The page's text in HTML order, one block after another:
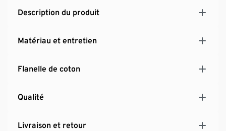
Description du produit
Matériau et entretien
Flanelle de coton
Qualité
Livraison et retour